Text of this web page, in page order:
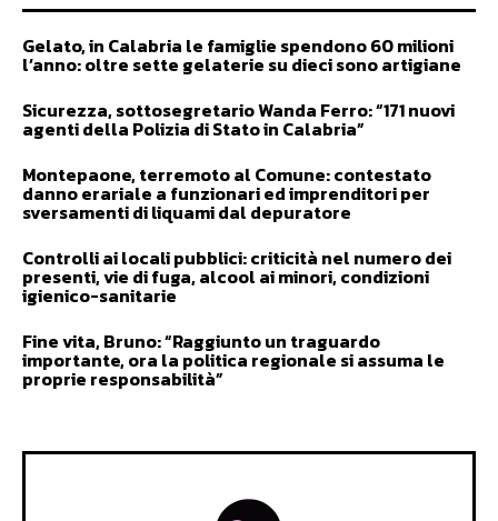
Gelato, in Calabria le famiglie spendono 60 milioni
l’anno: oltre sette gelaterie su dieci sono artigiane
Sicurezza, sottosegretario Wanda Ferro: “171 nuovi
agenti della Polizia di Stato in Calabria”
Montepaone, terremoto al Comune: contestato
danno erariale a funzionari ed imprenditori per
sversamenti di liquami dal depuratore
Controlli ai locali pubblici: criticità nel numero dei
presenti, vie di fuga, alcool ai minori, condizioni
igienico-sanitarie
Fine vita, Bruno: “Raggiunto un traguardo
importante, ora la politica regionale si assuma le
proprie responsabilità”